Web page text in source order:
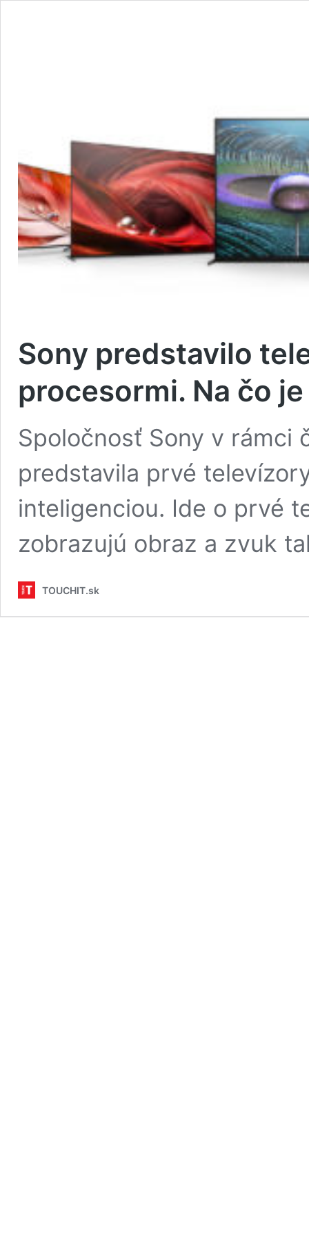
Sony predstavilo
procesormi. Na čo
Spoločnosť Sony v rámci
predstavila prvé
inteligenciou. Ide o prvé
zobrazujú obraz a zvuk
TOUCHIT.sk